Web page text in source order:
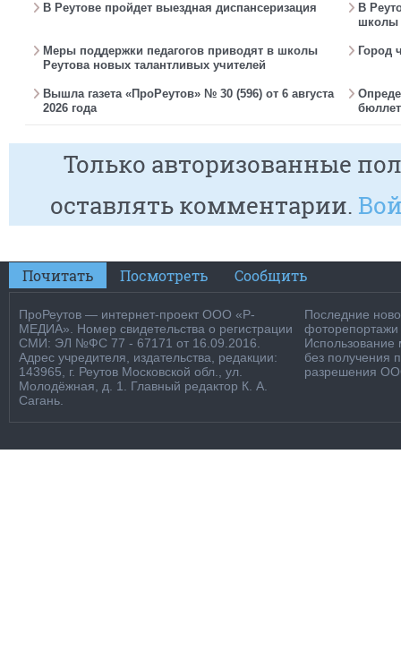
В Реутове пройдет выездная диспансеризация
В
школы
Меры поддержки педагогов приводят в школы
Реутова новых талантливых учителей
Город
Вышла газета «ПроРеутов» № 30 (596) от 6 августа
2026 года
Только авторизованные
оставлять комментарии.
Почитать Посмотреть Сообщить
ПроРеутов — интернет-проект ООО «Р-
МЕДИА». Номер свидетельства о регистрации
СМИ: ЭЛ №ФС 77 - 67171 от 16.09.2016.
Адрес учредителя, издательства, редакции:
143965, г. Реутов Московской обл., ул.
Молодёжная, д. 1. Главный редактор К. А.
Сагань.
Последние
фоторепортажи
Использование
без получения
разрешения